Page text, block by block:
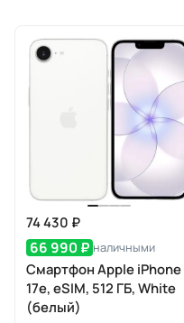
74 430 ₽
66 990 ₽ наличными
Смартфон Apple iPhone
17e, eSIM, 512 ГБ, White
(белый)